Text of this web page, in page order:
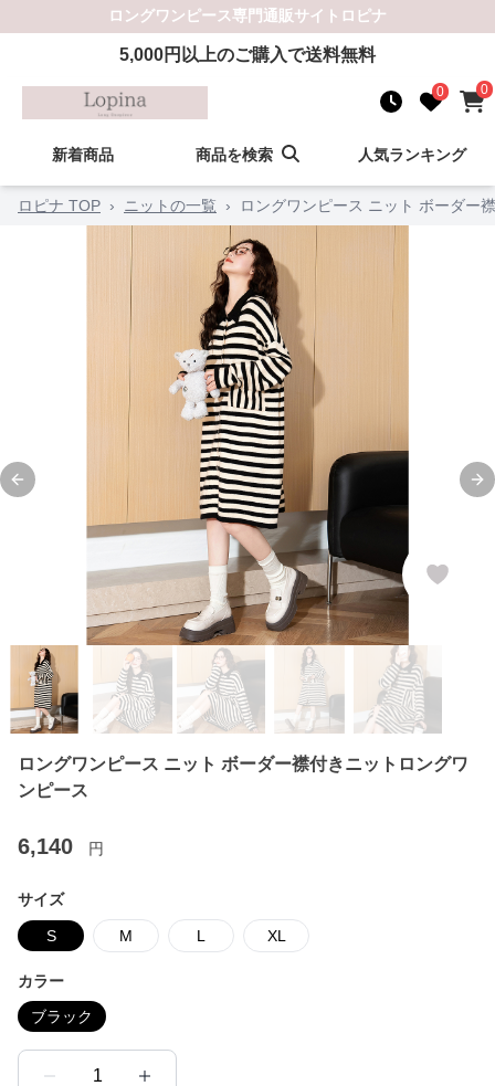
ロングワンピース専門通販サイト ロピナ
5,000円以上のご購入で送料無料
0 0
新着商品 商品を検索 人気ランキング
ロピナ TOP › ニットの一覧 › ロングワンピース ニット ボーダー
Previous slide
ロングワンピース ニット ボーダー襟付きニットロングワ
ンピース
6,140 円
サイズ
S M L XL
カラー
ブラック
1